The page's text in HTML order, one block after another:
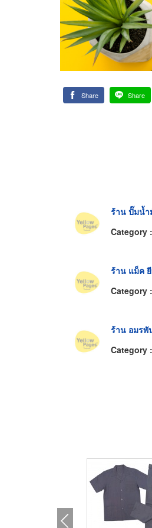
Share Share
ร้าน ปั๊มน้
Category :
ร้าน แม็ค
Category :
ร้าน อมรพั
Category :